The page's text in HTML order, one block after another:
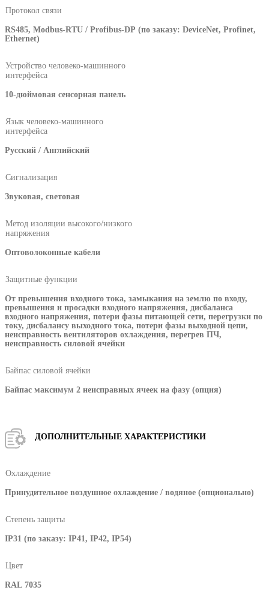
Протокол связи
RS485, Modbus-RTU / Profibus-DP (по заказу: DeviceNet, Profinet,
Ethernet)
Устройство человеко-машинного
интерфейса
10-дюймовая сенсорная панель
Язык человеко-машинного
интерфейса
Русский / Английский
Сигнализация
Звуковая, световая
Метод изоляции высокого/низкого
напряжения
Оптоволоконные кабели
Защитные функции
От превышения входного тока, замыкания на землю по входу,
превышения и просадки входного напряжения, дисбаланса
входного напряжения, потери фазы питающей сети, перегрузки по
току, дисбалансу выходного тока, потери фазы выходной цепи,
неисправность вентиляторов охлаждения, перегрев ПЧ,
неисправность силовой ячейки
Байпас силовой ячейки
Байпас максимум 2 неисправных ячеек на фазу (опция)
ДОПОЛНИТЕЛЬНЫЕ ХАРАКТЕРИСТИКИ
Охлаждение
Принудительное воздушное охлаждение / водяное (опционально)
Степень защиты
IP31 (по заказу: IP41, IP42, IP54)
Цвет
RAL 7035